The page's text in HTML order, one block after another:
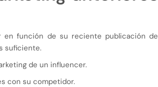
en función de su reciente publicación de
suficiente.
de un influencer.
con su competidor.